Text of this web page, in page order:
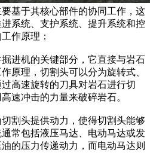
系统、支护系统、提升系统和控
作原理：
原理，切割头可以分为旋转式、
高速旋转的刀具对岩石进行切
速冲击的力量来破碎岩石。
常包括液压马达、电动马达或发
的压力传递动力，而电动马达则